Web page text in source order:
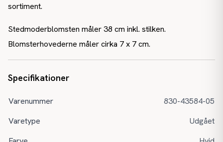
sortiment.
Stedmoderblomsten måler 38 cm inkl. stilken.
Blomsterhovederne måler cirka 7 x 7 cm.
Specifikationer
Varenummer
830-43584-05
Varetype
Udgået